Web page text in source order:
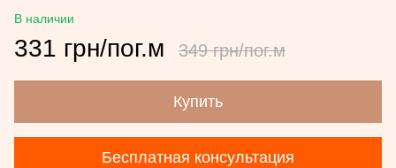
В наличии
331 грн/пог.м 349 грн/пог.м
Купить
Бесплатная консультация